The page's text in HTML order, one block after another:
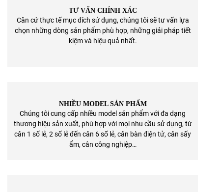
TƯ VẤN CHÍNH XÁC
Căn cứ thực tế mục đích sử dụng, chúng tôi sẽ tư vấn lựa
chọn những dòng sản phẩm phù hợp, những giải pháp tiết
kiệm và hiệu quả nhất.
NHIỀU MODEL SẢN PHẨM
Chúng tôi cung cấp nhiều model sản phẩm với đa dạng
thương hiệu sản xuất, phù hợp với mọi nhu cầu sử dụng, từ
cân 1 số lẻ, 2 số lẻ đến cân 6 số lẻ, cân bàn điện tử, cân sấy
ẩm, cân công nghiệp…